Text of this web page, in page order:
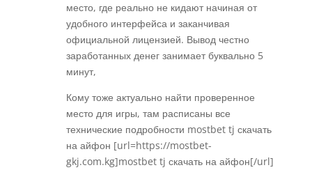
место, где реально не кидают начиная от
удобного интерфейса и заканчивая
официальной лицензией. Вывод честно
заработанных денег занимает буквально 5
минут,
Кому тоже актуально найти проверенное
место для игры, там расписаны все
технические подробности mostbet tj скачать
на айфон [url=https://mostbet-
gkj.com.kg]mostbet tj скачать на айфон[/url]